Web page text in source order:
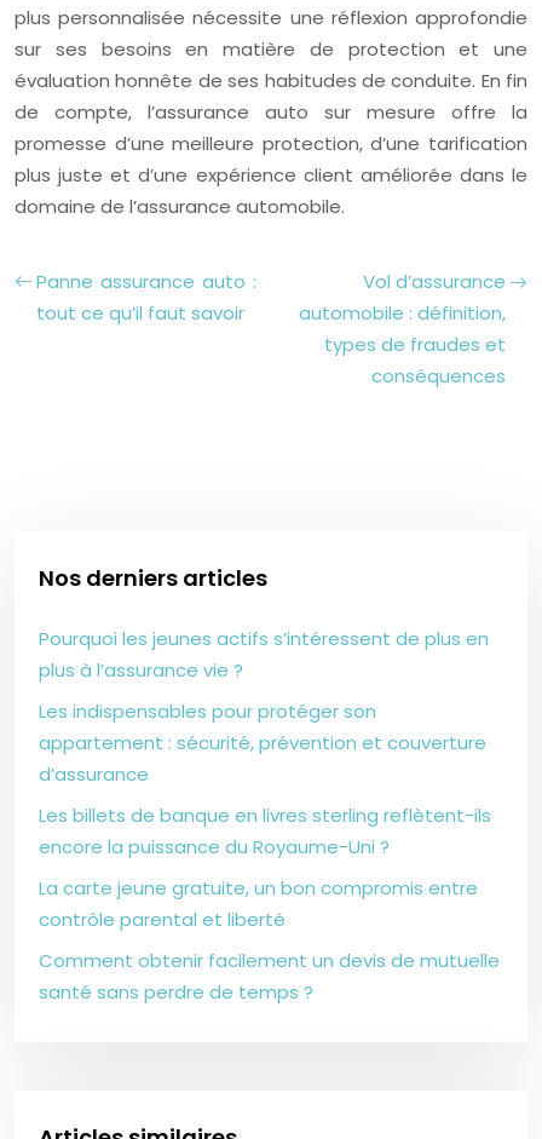
plus personnalisée nécessite une réflexion approfondie
sur ses besoins en matière de protection et une
évaluation honnête de ses habitudes de conduite. En fin
de compte, l’assurance auto sur mesure offre la
promesse d’une meilleure protection, d’une tarification
plus juste et d’une expérience client améliorée dans le
domaine de l’assurance automobile.
Panne assurance auto :
tout ce qu’il faut savoir
Vol d’assurance
automobile : définition,
types de fraudes et
conséquences
Nos derniers articles
Pourquoi les jeunes actifs s’intéressent de plus en
plus à l’assurance vie ?
Les indispensables pour protéger son
appartement : sécurité, prévention et couverture
d’assurance
Les billets de banque en livres sterling reflètent-ils
encore la puissance du Royaume-Uni ?
La carte jeune gratuite, un bon compromis entre
contrôle parental et liberté
Comment obtenir facilement un devis de mutuelle
santé sans perdre de temps ?